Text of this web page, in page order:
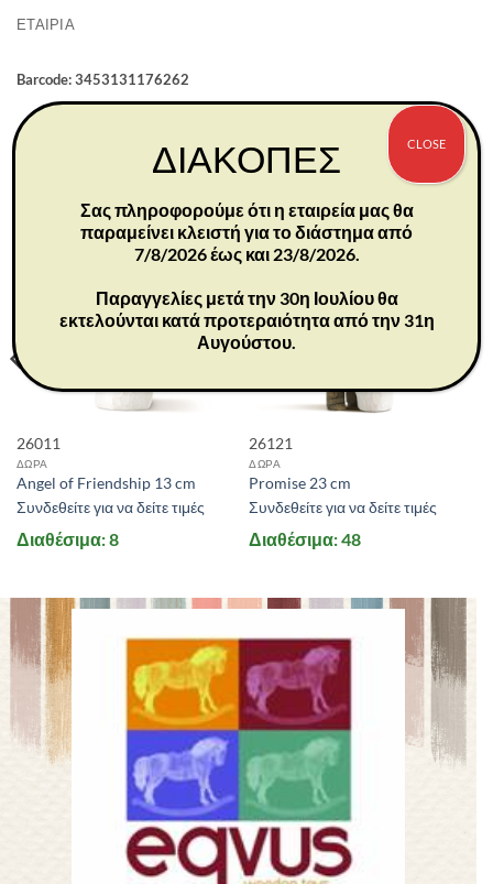
ΕΤΑΙΡΊΑ
Barcode: 3453131176262
ΣΧΕΤΙΚΆ ΠΡΟΪΌΝΤΑ
26011
ΔΩΡΑ
Angel of Friendship 13 cm
Συνδεθείτε για να δείτε τιμές
Διαθέσιμα: 8
26121
ΔΩΡΑ
Promise 23 cm
Συνδεθείτε για να δείτε τιμές
Διαθέσιμα: 48
ΔΙΑΚΟΠΕΣ
Σας πληροφορούμε ότι η εταιρεία μας θα
παραμείνει κλειστή για το διάστημα από
7/8/2026 έως και 23/8/2026.
Παραγγελίες μετά την 30η Ιουλίου θα
εκτελούνται κατά προτεραιότητα από την 31η
Αυγούστου.
CLOSE